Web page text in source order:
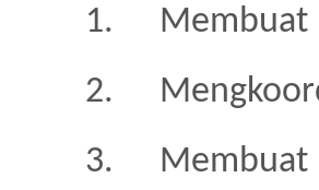
1.
Membuat
2.
3.
Membuat